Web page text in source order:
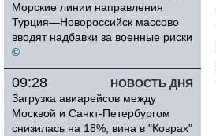
Морские линии направления
Турция—Новороссийск массово
вводят надбавки за военные риски
©
НОВОСТЬ ДНЯ
09:28
Загрузка авиарейсов между
Москвой и Санкт-Петербургом
снизилась на 18%, вина в "Коврах"